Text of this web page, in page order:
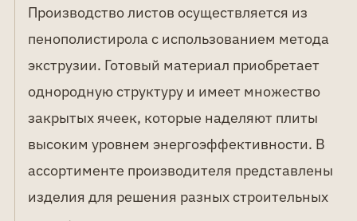
Производство листов осуществляется из
пенополистирола с использованием метода
экструзии. Готовый материал приобретает
однородную структуру и имеет множество
закрытых ячеек, которые наделяют плиты
высоким уровнем энергоэффективности. В
ассортименте производителя представлены
изделия для решения разных строительных